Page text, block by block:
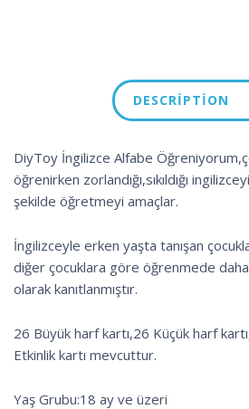
DESCRIPTION
DiyToy İngilizce Alfabe
öğrenirken zorlandığı,sıkıldığı
şekilde öğretmeyi amaçlar.
İngilizceyle erken yaşta tanışan
diğer çocuklara göre öğrenmede daha
olarak kanıtlanmıştır.
26 Büyük harf kartı,26 Küçük harf
Etkinlik kartı mevcuttur.
Yaş Grubu:18 ay ve üzeri